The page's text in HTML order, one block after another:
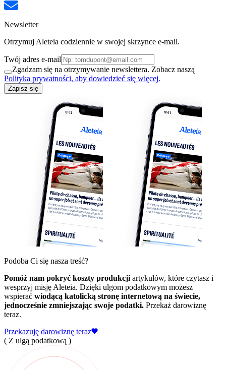
Newsletter
Otrzymuj Aleteia codziennie w swojej skrzynce e-mail.
Twój adres e-mail
Zgadzam się na otrzymywanie newslettera. Zobacz naszą
Polityka prywatności, aby dowiedzieć się więcej.
Zapisz się
Podoba Ci się nasza treść?
Pomóż nam pokryć koszty produkcji artykułów, które czytasz i
wesprzyj misję Aleteia. Dzięki ulgom podatkowym możesz
wspierać wiodącą katolicką stronę internetową na świecie,
jednocześnie zmniejszając swoje podatki. Przekaż darowiznę
teraz.
Przekazuję darowiznę teraz
( Z ulgą podatkową )